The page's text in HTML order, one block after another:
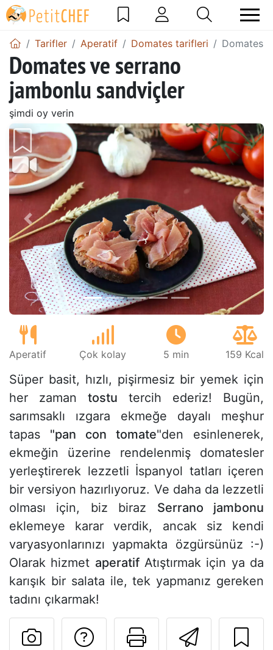
Tarifler Aperatif Domates tarifleri Domates
Domates ve serrano
jambonlu sandviçler
şimdi oy verin
Önceki
Aperatif Çok kolay 5 min 159 Kcal
Süper basit, hızlı, pişirmesiz bir yemek için
her zaman tostu tercih ederiz! Bugün,
sarımsaklı ızgara ekmeğe dayalı meşhur
tapas "pan con tomate"den esinlenerek,
ekmeğin üzerine rendelenmiş domatesler
yerleştirerek lezzetli İspanyol tatları içeren
bir versiyon hazırlıyoruz. Ve daha da lezzetli
olması için, biz biraz Serrano jambonu
eklemeye karar verdik, ancak siz kendi
varyasyonlarınızı yapmakta özgürsünüz :-)
Olarak hizmet aperatifAtıştırmak için ya da
karışık bir salata ile, tek yapmanız gereken
tadını çıkarmak!
Bu sayfayı
Tarif sahibine bir